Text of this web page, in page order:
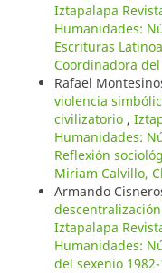
Iztapalapa
Humanidades:
Escrituras
Coordinadora del
Rafael
violencia
civilizatorio ,
Humanidades:
Reflexión
Miriam Calvillo,
Armando
Iztapalapa
Humanidades:
del sexenio